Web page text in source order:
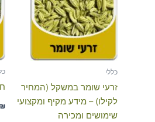
כללי
זרעי שומר במשקל (המחיר
לקילו) – מידע מקיף ומקצועי
שימושים ומכירה